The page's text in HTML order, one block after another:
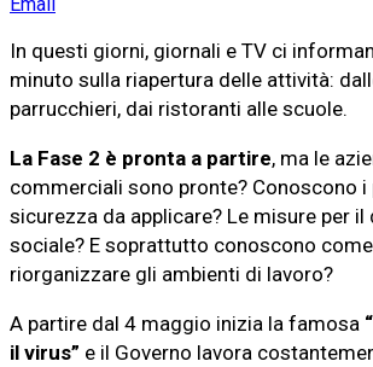
In questi giorni, giornali e TV ci
minuto sulla riapertura delle attività:
parrucchieri, dai ristoranti alle scuole.
La Fase 2 è pronta a partire, ma le
commerciali sono pronte? Conoscono
sicurezza da applicare? Le misure per
sociale? E soprattutto conoscono
riorganizzare gli ambienti di lavoro?
A partire dal 4 maggio inizia la famosa
il virus” e il Governo lavora